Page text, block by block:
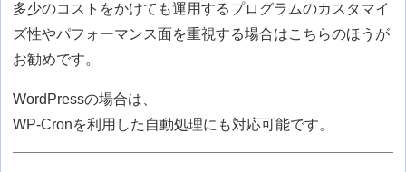
多少のコストをかけても運用するプログラムのカスタマイ
ズ性やパフォーマンス面を重視する場合はこちらのほうが
お勧めです。
WordPressの場合は、
WP-Cronを利用した自動処理にも対応可能です。